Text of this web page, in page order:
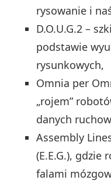
rysowanie i
D.O.U.G.2 –
podstawie
rysunkowych,
Omnia per
„rojem”
danych
Assembly
(E.E.G.),
falami